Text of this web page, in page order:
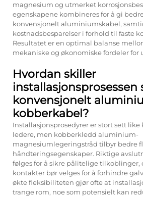
magnesium og utmerket
egenskapene kombineres for å gi
konvensjonelt aluminiumskabel,
kostnadsbesparelser i forhold til faste
Resultatet er en optimal balanse
mekaniske og økonomiske fordeler for
Hvordan skiller
installasjonsprosessen
konvensjonelt
kobberkabel?
Installasjonsprosedyrer er stort sett
ledere, men kobberkledd aluminium-
magnesiumlegeringstråd tilbyr bedre
håndteringsegenskaper. Riktige
følges for å sikre pålitelige tilkoblinger,
kontakter bør velges for å forhindre
økte fleksibiliteten gjør ofte at
trange rom, noe som potensielt kan